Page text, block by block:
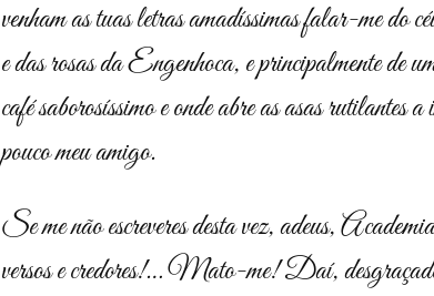
venham as tuas letras amadíssimas falar-me do
e das rosas da Engenhoca, e principalmente de
café saborosíssimo e onde abre as asas
pouco meu amigo.
Se me não escreveres desta vez, adeus,
versos e credores!… Mato-me! Daí,